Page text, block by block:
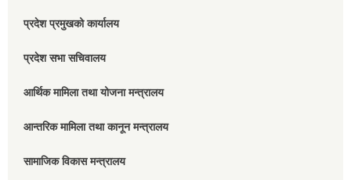
प्रदेश प्रमुखको कार्यालय
प्रदेश सभा सचिवालय
आर्थिक मामिला तथा योजना मन्त्रालय
आन्तरिक मामिला तथा कानून मन्त्रालय
सामाजिक विकास मन्त्रालय